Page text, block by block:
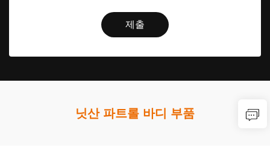
제출
닛산 파트롤 바디 부품